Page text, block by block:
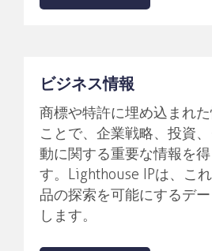
ビジネス情報
商標や特許に埋め込まれ
ことで、企業戦略、投資
動に関する重要な情報を
す。Lighthouse IPは、こ
品の探索を可能にするデ
します。